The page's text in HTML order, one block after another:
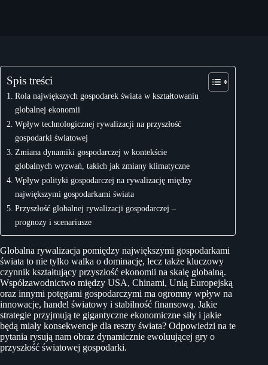
Spis treści
Rola największych gospodarek świata w kształtowaniu
globalnej ekonomii
Wpływ technologicznej rywalizacji na przyszłość
gospodarki światowej
Zmiana dynamiki gospodarczej w kontekście
globalnych wyzwań, takich jak zmiany klimatyczne
Wpływ polityki gospodarczej na rywalizację między
największymi gospodarkami świata
Przyszłość globalnej rywalizacji gospodarczej –
prognozy i scenariusze
Globalna rywalizacja pomiędzy największymi gospodarkami
świata to nie tylko walka o dominację, lecz także kluczowy
czynnik kształtujący przyszłość ekonomii na skalę globalną.
Współzawodnictwo między USA, Chinami, Unią Europejską
oraz innymi potęgami gospodarczymi ma ogromny wpływ na
innowacje, handel światowy i stabilność finansową. Jakie
strategie przyjmują te gigantyczne ekonomiczne siły i jakie
będą miały konsekwencje dla reszty świata? Odpowiedzi na te
pytania rysują nam obraz dynamicznie ewoluującej gry o
przyszłość światowej gospodarki.